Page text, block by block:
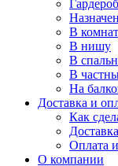
В
В нишу
В
В
На
Доставка и
Как
Доставка
Оплата
О компании